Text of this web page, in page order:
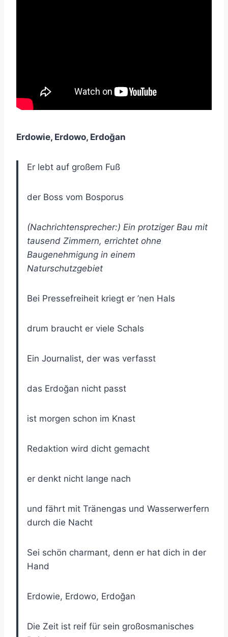
Erdowie, Erdowo, Erdoğan
Er lebt auf großem Fuß
der Boss vom Bosporus
(Nachrichtensprecher:) Ein protziger Bau mit
tausend Zimmern, errichtet ohne
Baugenehmigung in einem
Naturschutzgebiet
Bei Pressefreiheit kriegt er ’nen Hals
drum braucht er viele Schals
Ein Journalist, der was verfasst
das Erdoğan nicht passt
ist morgen schon im Knast
Redaktion wird dicht gemacht
er denkt nicht lange nach
und fährt mit Tränengas und Wasserwerfern
durch die Nacht
Sei schön charmant, denn er hat dich in der
Hand
Erdowie, Erdowo, Erdoğan
Die Zeit ist reif für sein großosmanisches